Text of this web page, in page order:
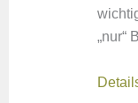
„nur“